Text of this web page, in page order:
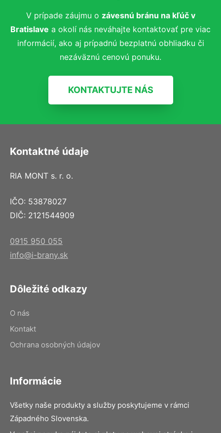
V prípade záujmu o závesnú bránu na kľúčv
Bratislave a okolí nás neváhajte kontaktovať pre viac
informácií, ako aj prípadnú bezplatnú obhliadku či
nezáväznú cenovú ponuku.
KONTAKTUJTE NÁS
Kontaktné údaje
RIA MONT s. r. o.
IČO: 53878027
DIČ: 2121544909
0915 950 055
info@i-brany.sk
Dôležité odkazy
O nás
Kontakt
Ochrana osobných údajov
Informácie
Všetky naše produkty a služby poskytujeme v rámci
Západného Slovenska.